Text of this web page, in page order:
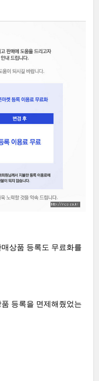
상품 등록도 무료화를
등록을 면제해줬었는